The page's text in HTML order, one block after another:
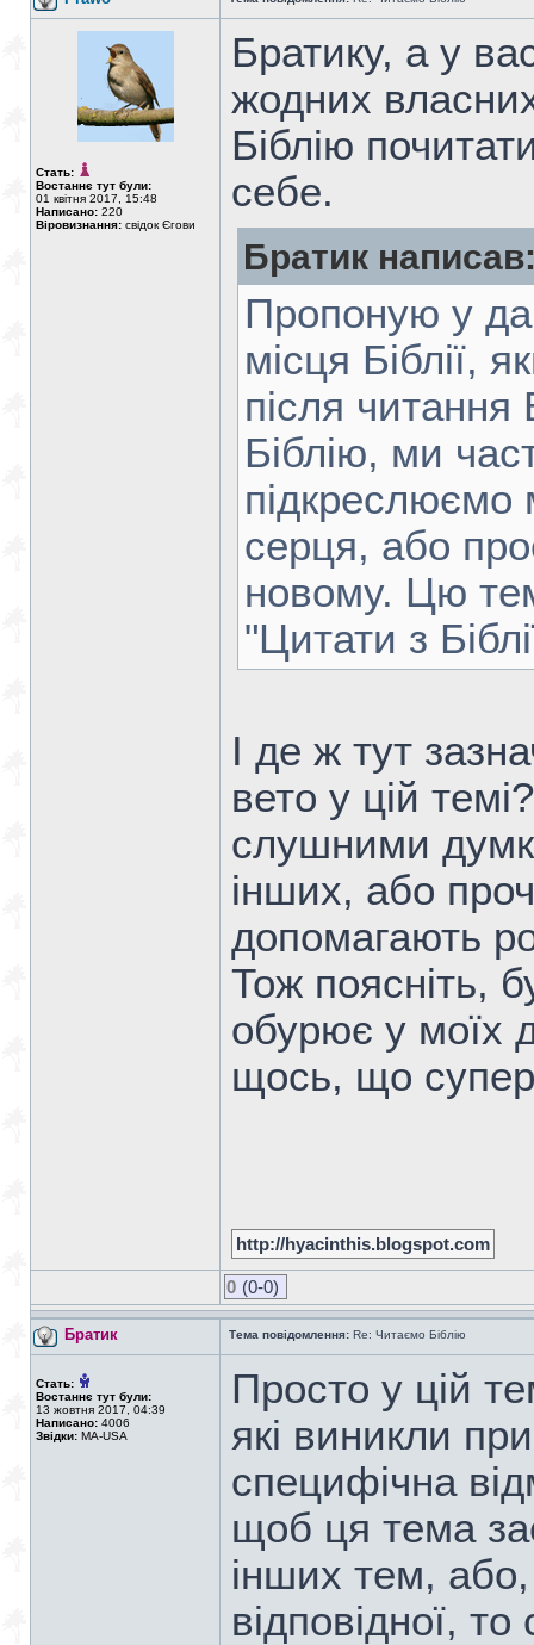
Стать:
Востаннє тут були:
01 квітня 2017, 15:48
Написано: 220
Віровизнання: свідок Єгови
Братику, а у
жодних
Біблію
себе.
Братик
Пропоную у
місця Біблії,
після читання
Біблію, ми
підкреслюємо
серця, або
новому. Цю
"Цитати з
І де ж тут
вето у цій
слушними
інших, або
допомагають
Тож поясніть,
обурює у моїх
щось, що
http://hyacinthis.blogspot.com
0 (0-0)
Братик Тема повідомлення: Re: Читаємо Біблію
Стать:
Востаннє тут були:
13 жовтня 2017, 04:39
Написано: 4006
Звідки: MA-USA
Просто у цій
які виникли
специфічна
щоб ця тема
інших тем,
відповідної,